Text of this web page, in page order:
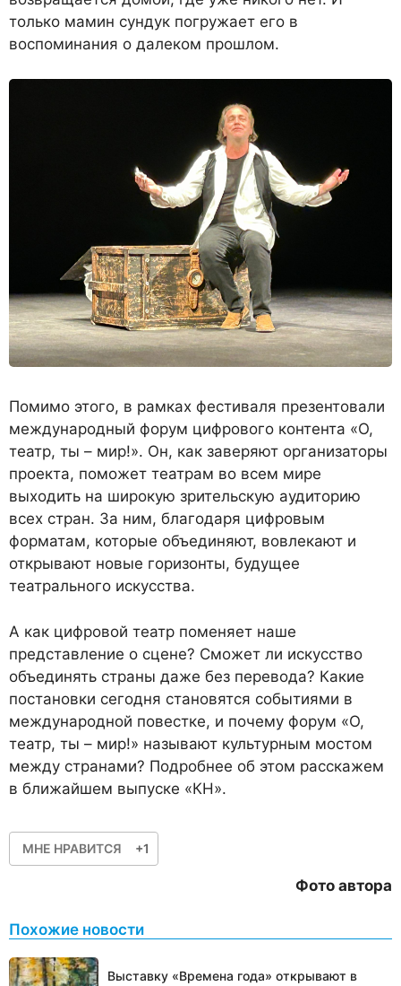
только мамин сундук погружает его в
воспоминания о далеком прошлом.
Помимо этого, в рамках фестиваля презентовали
международный форум цифрового контента «О,
театр, ты – мир!». Он, как заверяют организаторы
проекта, поможет театрам во всем мире
выходить на широкую зрительскую аудиторию
всех стран. За ним, благодаря цифровым
форматам, которые объединяют, вовлекают и
открывают новые горизонты, будущее
театрального искусства.
А как цифровой театр поменяет наше
представление о сцене? Сможет ли искусство
объединять страны даже без перевода? Какие
постановки сегодня становятся событиями в
международной повестке, и почему форум «О,
театр, ты – мир!» называют культурным мостом
между странами? Подробнее об этом расскажем
в ближайшем выпуске «КН».
МНЕ НРАВИТСЯ +1
Фото автора
Похожие новости
Выставку «Времена года» открывают в